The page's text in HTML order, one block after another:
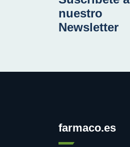
nuestro
Newsletter
farmaco.es